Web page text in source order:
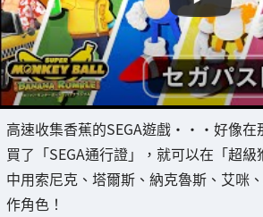
高速收集香蕉的SEGA遊戲・・・好像在
買了「SEGA通行證」，就可以在「超級
中用索尼克、塔爾斯、納克魯斯、艾咪
作角色！